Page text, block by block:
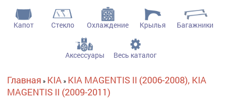
Капот Стекло Охлаждение Крылья Багажники
Аксессуары Весь каталог
Вы здесь
Главная » KIA» KIA MAGENTIS II (2006-2008), KIA
MAGENTIS II (2009-2011)